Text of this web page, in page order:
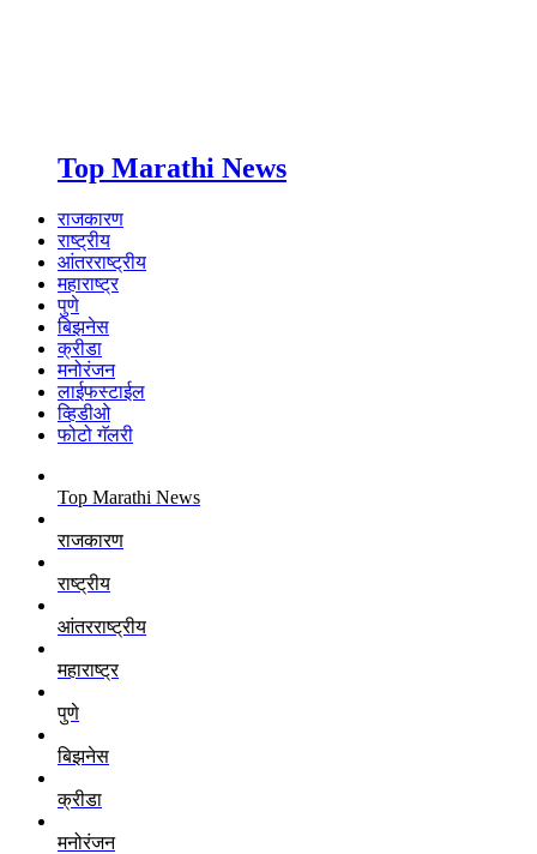
Top Marathi News
राजकारण
राष्ट्रीय
आंतरराष्ट्रीय
महाराष्ट्र
पुणे
बिझनेस
क्रीडा
मनोरंजन
लाईफस्टाईल
व्हिडीओ
फोटो गॅलरी
Top Marathi News
राजकारण
राष्ट्रीय
आंतरराष्ट्रीय
महाराष्ट्र
पुणे
बिझनेस
क्रीडा
मनोरंजन